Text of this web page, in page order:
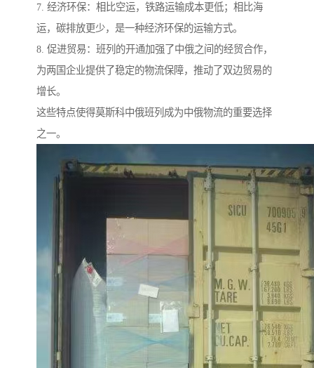
7. 经济环保：相比空运，铁路运输成本更低；相比海
运，碳排放更少，是一种经济环保的运输方式。
8. 促进贸易：班列的开通加强了中俄之间的经贸合作，
为两国企业提供了稳定的物流保障，推动了双边贸易的
增长。
这些特点使得莫斯科中俄班列成为中俄物流的重要选择
之一。